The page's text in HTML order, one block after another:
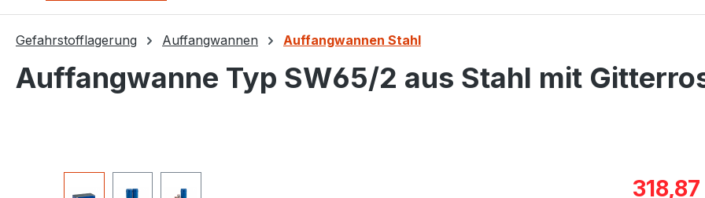
Gefahrstofflagerung Auffangwannen Auffangwannen Stahl
Auffangwanne Typ SW65/2 aus Stahl mit